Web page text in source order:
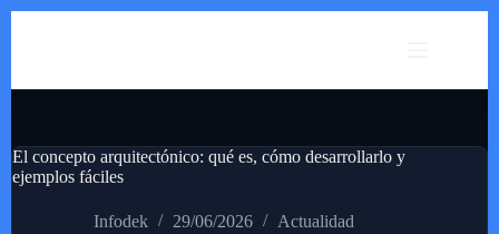
El concepto arquitectónico: qué es, cómo desarrollarlo y
ejemplos fáciles
Infodek 29/06/2026 Actualidad